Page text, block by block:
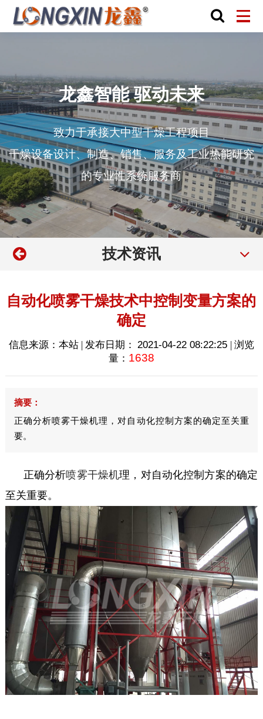
龙鑫智能 驱动未来
致力于承接大中型干燥工程项目
干燥设备设计、制造、销售、服务及工业热能研究
的专业性系统服务商
技术资讯
自动化喷雾干燥技术中控制变量方案的
确定
信息来源：本站 | 发布日期： 2021-04-22 08:22:25 | 浏览
量： 1638
摘要：
正确分析喷雾干燥机理，对自动化控制方案的确定至关重
要。
正确分析喷雾干燥机理，对自动化控制方案的确定
至关重要。